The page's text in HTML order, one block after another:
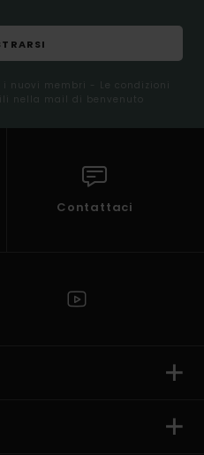
nuovi membri - Le condizioni
nella mail di benvenuto
Contattaci